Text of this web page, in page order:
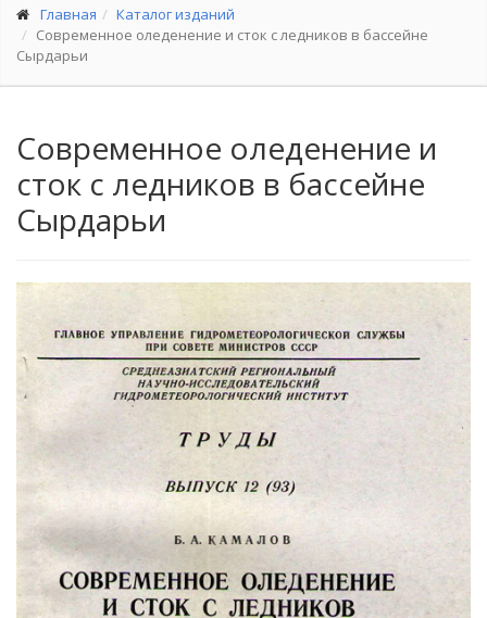
Главная
Каталог изданий
Современное оледенение и сток с ледников в бассейне
Сырдарьи
Современное оледенение и
сток с ледников в бассейне
Сырдарьи